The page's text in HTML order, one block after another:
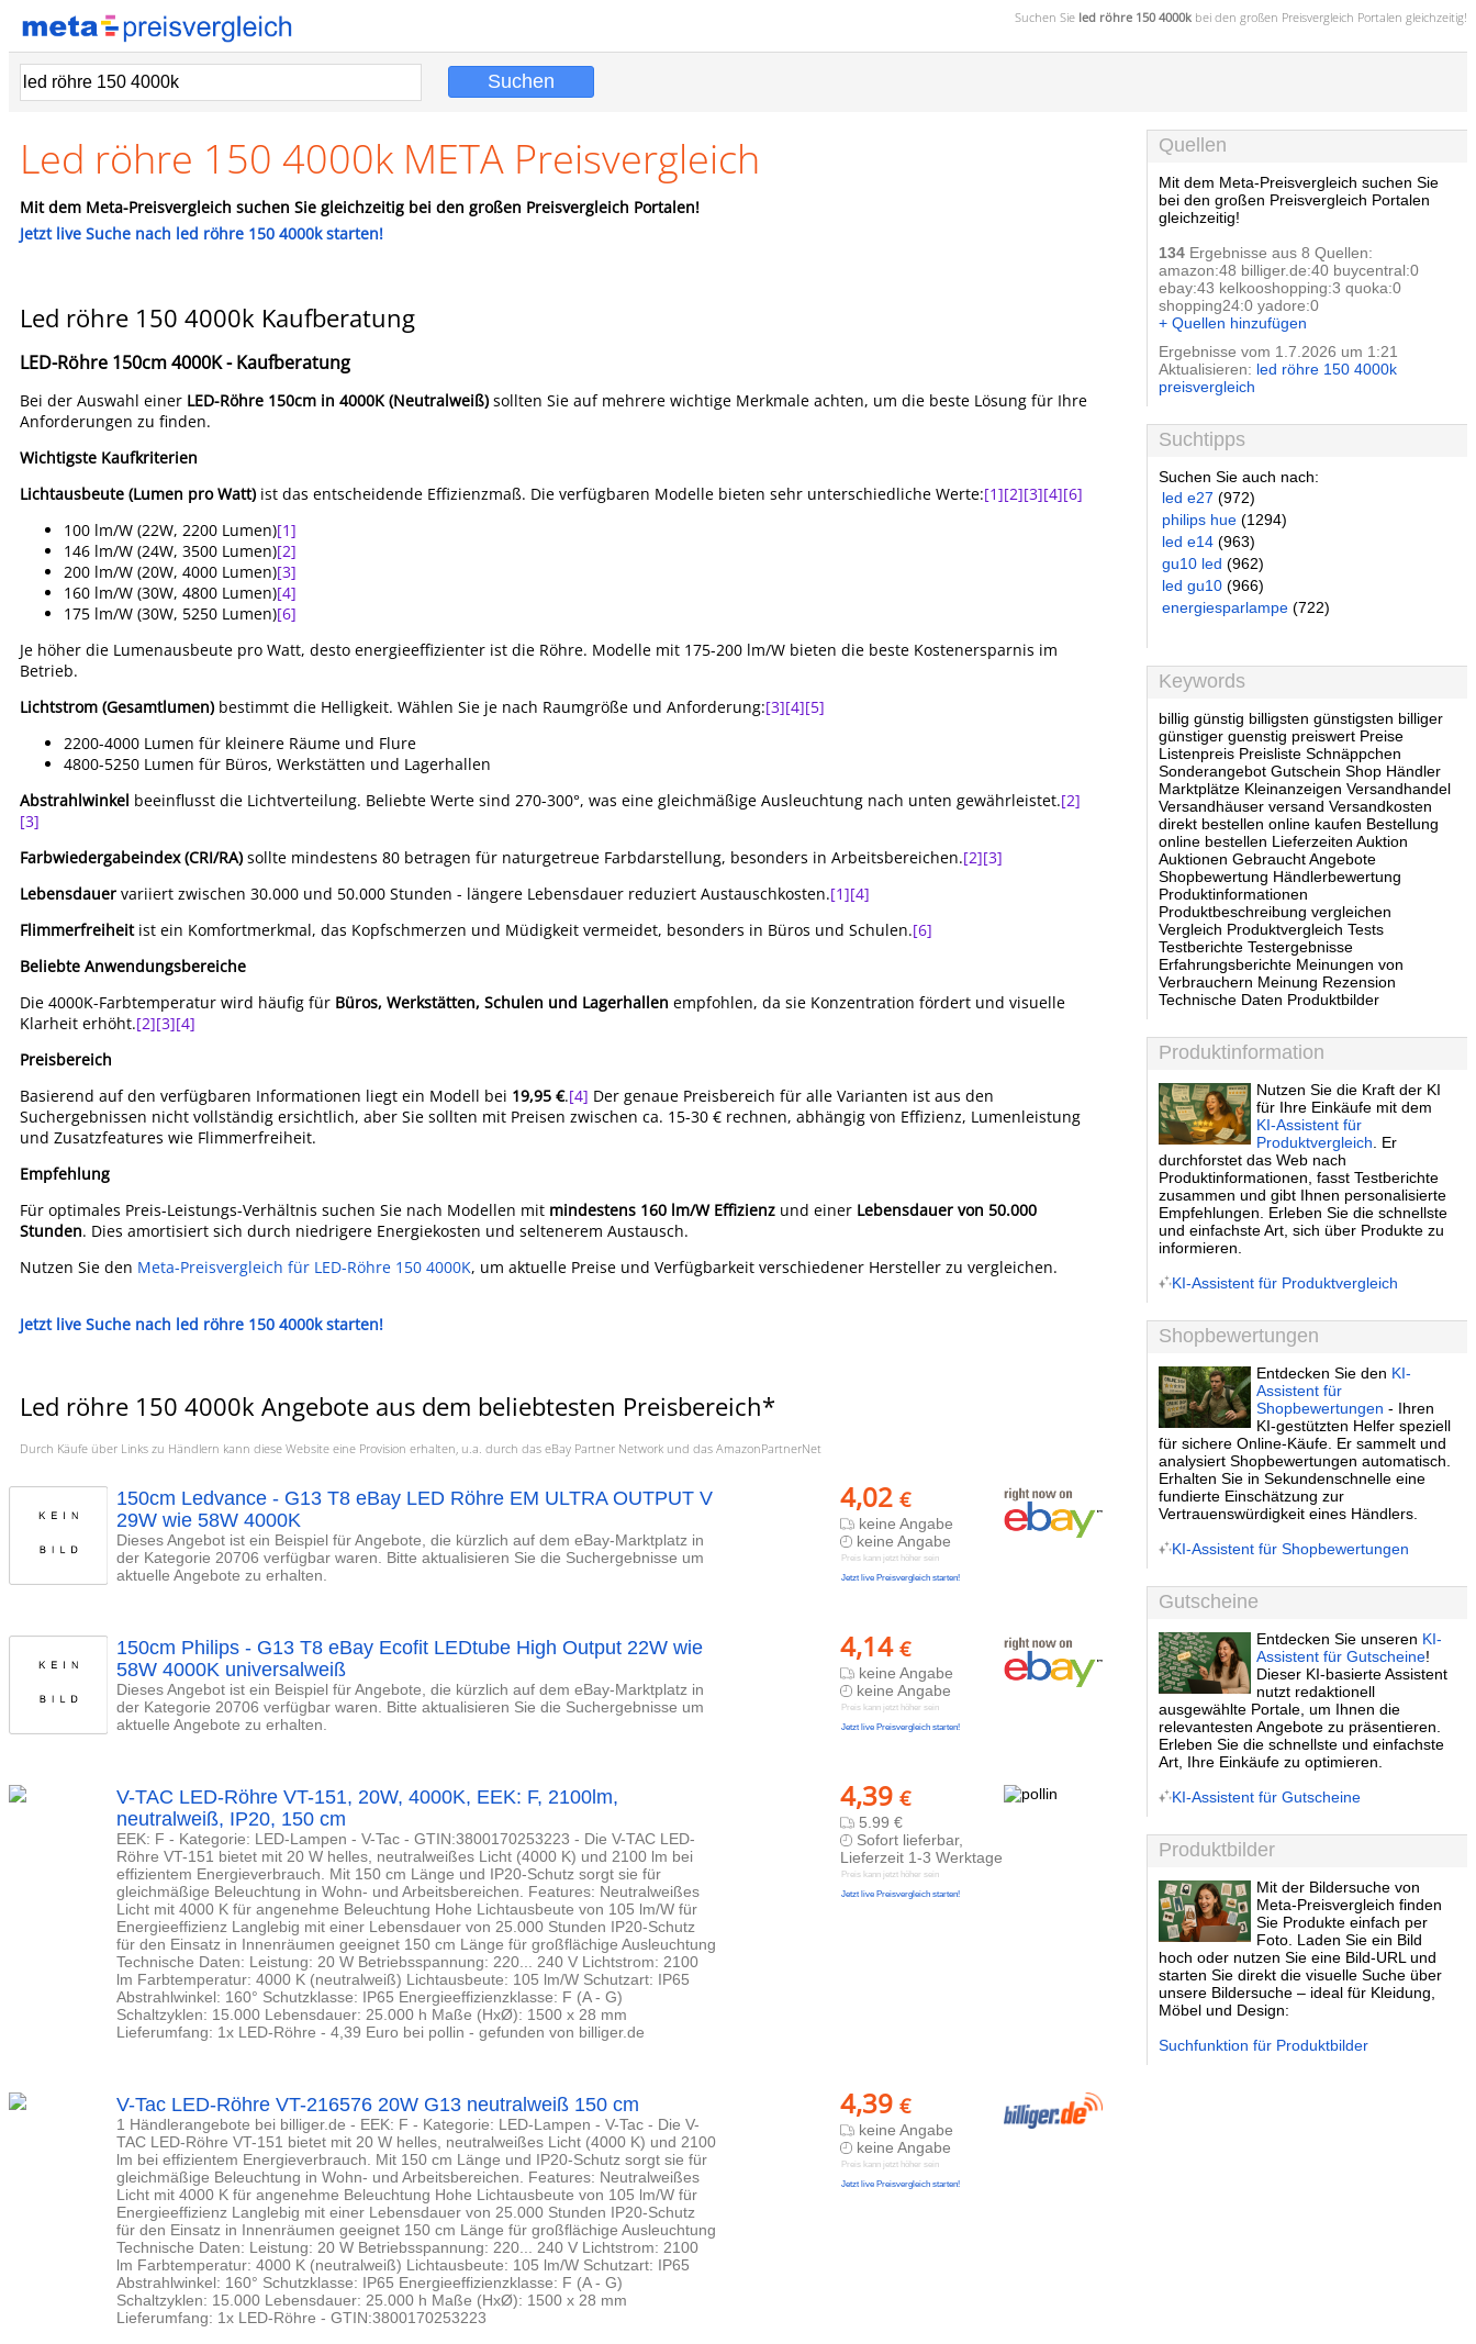
Suchen Sie led röhre 150 4000k bei den großen Preisvergleich Portalen gleichzeitig!
Led röhre 150 4000k META Preisvergleich
Mit dem Meta-Preisvergleich suchen Sie gleichzeitig bei den großen Preisvergleich Portalen!
Jetzt live Suche nach led röhre 150 4000k starten!
Led röhre 150 4000k Kaufberatung
LED-Röhre 150cm 4000K - Kaufberatung
Bei der Auswahl einer LED-Röhre 150cm in 4000K (Neutralweiß) sollten Sie auf mehrere wichtige Merkmale achten, um die beste Lösung für Ihre
Anforderungen zu finden.
Wichtigste Kaufkriterien
Lichtausbeute (Lumen pro Watt) ist das entscheidende Effizienzmaß. Die verfügbaren Modelle bieten sehr unterschiedliche Werte:[1][2][3][4][6]
100 lm/W (22W, 2200 Lumen)[1]
146 lm/W (24W, 3500 Lumen)[2]
200 lm/W (20W, 4000 Lumen)[3]
160 lm/W (30W, 4800 Lumen)[4]
175 lm/W (30W, 5250 Lumen)[6]
Je höher die Lumenausbeute pro Watt, desto energieeffizienter ist die Röhre. Modelle mit 175-200 lm/W bieten die beste Kostenersparnis im
Betrieb.
Lichtstrom (Gesamtlumen) bestimmt die Helligkeit. Wählen Sie je nach Raumgröße und Anforderung:[3][4][5]
2200-4000 Lumen für kleinere Räume und Flure
4800-5250 Lumen für Büros, Werkstätten und Lagerhallen
Abstrahlwinkel beeinflusst die Lichtverteilung. Beliebte Werte sind 270-300°, was eine gleichmäßige Ausleuchtung nach unten gewährleistet.[2]
[3]
Farbwiedergabeindex (CRI/RA) sollte mindestens 80 betragen für naturgetreue Farbdarstellung, besonders in Arbeitsbereichen.[2][3]
Lebensdauer variiert zwischen 30.000 und 50.000 Stunden - längere Lebensdauer reduziert Austauschkosten.[1][4]
Flimmerfreiheitist ein Komfortmerkmal, das Kopfschmerzen und Müdigkeit vermeidet, besonders in Büros und Schulen.[6]
Beliebte Anwendungsbereiche
Die 4000K-Farbtemperatur wird häufig für Büros, Werkstätten, Schulen und Lagerhallen empfohlen, da sie Konzentration fördert und visuelle
Klarheit erhöht.[2][3][4]
Preisbereich
Basierend auf den verfügbaren Informationen liegt ein Modell bei 19,95 €.[4] Der genaue Preisbereich für alle Varianten ist aus den
Suchergebnissen nicht vollständig ersichtlich, aber Sie sollten mit Preisen zwischen ca. 15-30 € rechnen, abhängig von Effizienz, Lumenleistung
und Zusatzfeatures wie Flimmerfreiheit.
Empfehlung
Für optimales Preis-Leistungs-Verhältnis suchen Sie nach Modellen mit mindestens 160 lm/W Effizienz und einer Lebensdauer von 50.000
Stunden. Dies amortisiert sich durch niedrigere Energiekosten und seltenerem Austausch.
Nutzen Sie den Meta-Preisvergleich für LED-Röhre 150 4000K, um aktuelle Preise und Verfügbarkeit verschiedener Hersteller zu vergleichen.
Jetzt live Suche nach led röhre 150 4000k starten!
Led röhre 150 4000k Angebote aus dem beliebtesten Preisbereich*
Durch Käufe über Links zu Händlern kann diese Website eine Provision erhalten, u.a. durch das eBay Partner Network und das AmazonPartnerNet
4,02 €
keine Angabe
keine Angabe
Preis kann jetzt höher sein
Jetzt live Preisvergleich starten!
150cm Ledvance - G13 T8 eBay LED Röhre EM ULTRA OUTPUT V
29W wie 58W 4000K
Dieses Angebot ist ein Beispiel für Angebote, die kürzlich auf dem eBay-Marktplatz in
der Kategorie 20706 verfügbar waren. Bitte aktualisieren Sie die Suchergebnisse um
aktuelle Angebote zu erhalten.
4,14 €
keine Angabe
keine Angabe
Preis kann jetzt höher sein
Jetzt live Preisvergleich starten!
150cm Philips - G13 T8 eBay Ecofit LEDtube High Output 22W wie
58W 4000K universalweiß
Dieses Angebot ist ein Beispiel für Angebote, die kürzlich auf dem eBay-Marktplatz in
der Kategorie 20706 verfügbar waren. Bitte aktualisieren Sie die Suchergebnisse um
aktuelle Angebote zu erhalten.
4,39 €
5.99 €
Sofort lieferbar,
Lieferzeit 1-3 Werktage
Preis kann jetzt höher sein
Jetzt live Preisvergleich starten!
V-TAC LED-Röhre VT-151, 20W, 4000K, EEK: F, 2100lm,
neutralweiß, IP20, 150 cm
EEK: F - Kategorie: LED-Lampen - V-Tac - GTIN:3800170253223 - Die V-TAC LED-
Röhre VT-151 bietet mit 20 W helles, neutralweißes Licht (4000 K) und 2100 lm bei
effizientem Energieverbrauch. Mit 150 cm Länge und IP20-Schutz sorgt sie für
gleichmäßige Beleuchtung in Wohn- und Arbeitsbereichen. Features: Neutralweißes
Licht mit 4000 K für angenehme Beleuchtung Hohe Lichtausbeute von 105 lm/W für
Energieeffizienz Langlebig mit einer Lebensdauer von 25.000 Stunden IP20-Schutz
für den Einsatz in Innenräumen geeignet 150 cm Länge für großflächige Ausleuchtung
Technische Daten: Leistung: 20 W Betriebsspannung: 220... 240 V Lichtstrom: 2100
lm Farbtemperatur: 4000 K (neutralweiß) Lichtausbeute: 105 lm/W Schutzart: IP65
Abstrahlwinkel: 160° Schutzklasse: IP65 Energieeffizienzklasse: F (A - G)
Schaltzyklen: 15.000 Lebensdauer: 25.000 h Maße (HxØ): 1500 x 28 mm
Lieferumfang: 1x LED-Röhre - 4,39 Euro bei pollin - gefunden von billiger.de
4,39 €
keine Angabe
keine Angabe
Preis kann jetzt höher sein
Jetzt live Preisvergleich starten!
V-Tac LED-Röhre VT-216576 20W G13 neutralweiß 150 cm
1 Händlerangebote bei billiger.de - EEK: F - Kategorie: LED-Lampen - V-Tac - Die V-
TAC LED-Röhre VT-151 bietet mit 20 W helles, neutralweißes Licht (4000 K) und 2100
lm bei effizientem Energieverbrauch. Mit 150 cm Länge und IP20-Schutz sorgt sie für
gleichmäßige Beleuchtung in Wohn- und Arbeitsbereichen. Features: Neutralweißes
Licht mit 4000 K für angenehme Beleuchtung Hohe Lichtausbeute von 105 lm/W für
Energieeffizienz Langlebig mit einer Lebensdauer von 25.000 Stunden IP20-Schutz
für den Einsatz in Innenräumen geeignet 150 cm Länge für großflächige Ausleuchtung
Technische Daten: Leistung: 20 W Betriebsspannung: 220... 240 V Lichtstrom: 2100
lm Farbtemperatur: 4000 K (neutralweiß) Lichtausbeute: 105 lm/W Schutzart: IP65
Abstrahlwinkel: 160° Schutzklasse: IP65 Energieeffizienzklasse: F (A - G)
Schaltzyklen: 15.000 Lebensdauer: 25.000 h Maße (HxØ): 1500 x 28 mm
Lieferumfang: 1x LED-Röhre - GTIN:3800170253223
Quellen
Mit dem Meta-Preisvergleich suchen Sie
bei den großen Preisvergleich Portalen
gleichzeitig!
134 Ergebnisse aus 8 Quellen:
amazon:48 billiger.de:40 buycentral:0
ebay:43 kelkooshopping:3 quoka:0
shopping24:0 yadore:0
+ Quellen hinzufügen
Ergebnisse vom 1.7.2026 um 1:21
Aktualisieren: led röhre 150 4000k
preisvergleich
Suchtipps
Suchen Sie auch nach:
led e27 (972)
philips hue (1294)
led e14 (963)
gu10 led (962)
led gu10 (966)
energiesparlampe (722)
Keywords
billig günstig billigsten günstigsten billiger
günstiger guenstig preiswert Preise
Listenpreis Preisliste Schnäppchen
Sonderangebot Gutschein Shop Händler
Marktplätze Kleinanzeigen Versandhandel
Versandhäuser versand Versandkosten
direkt bestellen online kaufen Bestellung
online bestellen Lieferzeiten Auktion
Auktionen Gebraucht Angebote
Shopbewertung Händlerbewertung
Produktinformationen
Produktbeschreibung vergleichen
Vergleich Produktvergleich Tests
Testberichte Testergebnisse
Erfahrungsberichte Meinungen von
Verbrauchern Meinung Rezension
Technische Daten Produktbilder
Produktinformation
Nutzen Sie die Kraft der KI
für Ihre Einkäufe mit dem
KI-Assistent für
Produktvergleich . Er
durchforstet das Web nach
Produktinformationen, fasst Testberichte
zusammen und gibt Ihnen personalisierte
Empfehlungen. Erleben Sie die schnellste
und einfachste Art, sich über Produkte zu
informieren.
KI-Assistent für Produktvergleich
Shopbewertungen
Entdecken Sie den KI-
Assistent für
Shopbewertungen - Ihren
KI-gestützten Helfer speziell
für sichere Online-Käufe. Er sammelt und
analysiert Shopbewertungen automatisch.
Erhalten Sie in Sekundenschnelle eine
fundierte Einschätzung zur
Vertrauenswürdigkeit eines Händlers.
KI-Assistent für Shopbewertungen
Gutscheine
Entdecken Sie unseren KI-
Assistent für Gutscheine!
Dieser KI-basierte Assistent
nutzt redaktionell
ausgewählte Portale, um Ihnen die
relevantesten Angebote zu präsentieren.
Erleben Sie die schnellste und einfachste
Art, Ihre Einkäufe zu optimieren.
KI-Assistent für Gutscheine
Produktbilder
Mit der Bildersuche von
Meta-Preisvergleich finden
Sie Produkte einfach per
Foto. Laden Sie ein Bild
hoch oder nutzen Sie eine Bild-URL und
starten Sie direkt die visuelle Suche über
unsere Bildersuche – ideal für Kleidung,
Möbel und Design:
Suchfunktion für Produktbilder